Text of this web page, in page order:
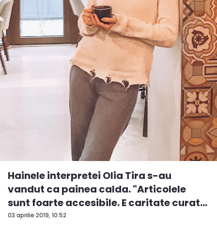
03 aprilie 2019, 10:52
Hainele interpretei Olia Tira s-au
vandut ca painea calda. "Articolele
sunt foarte accesibile. E caritate curat...